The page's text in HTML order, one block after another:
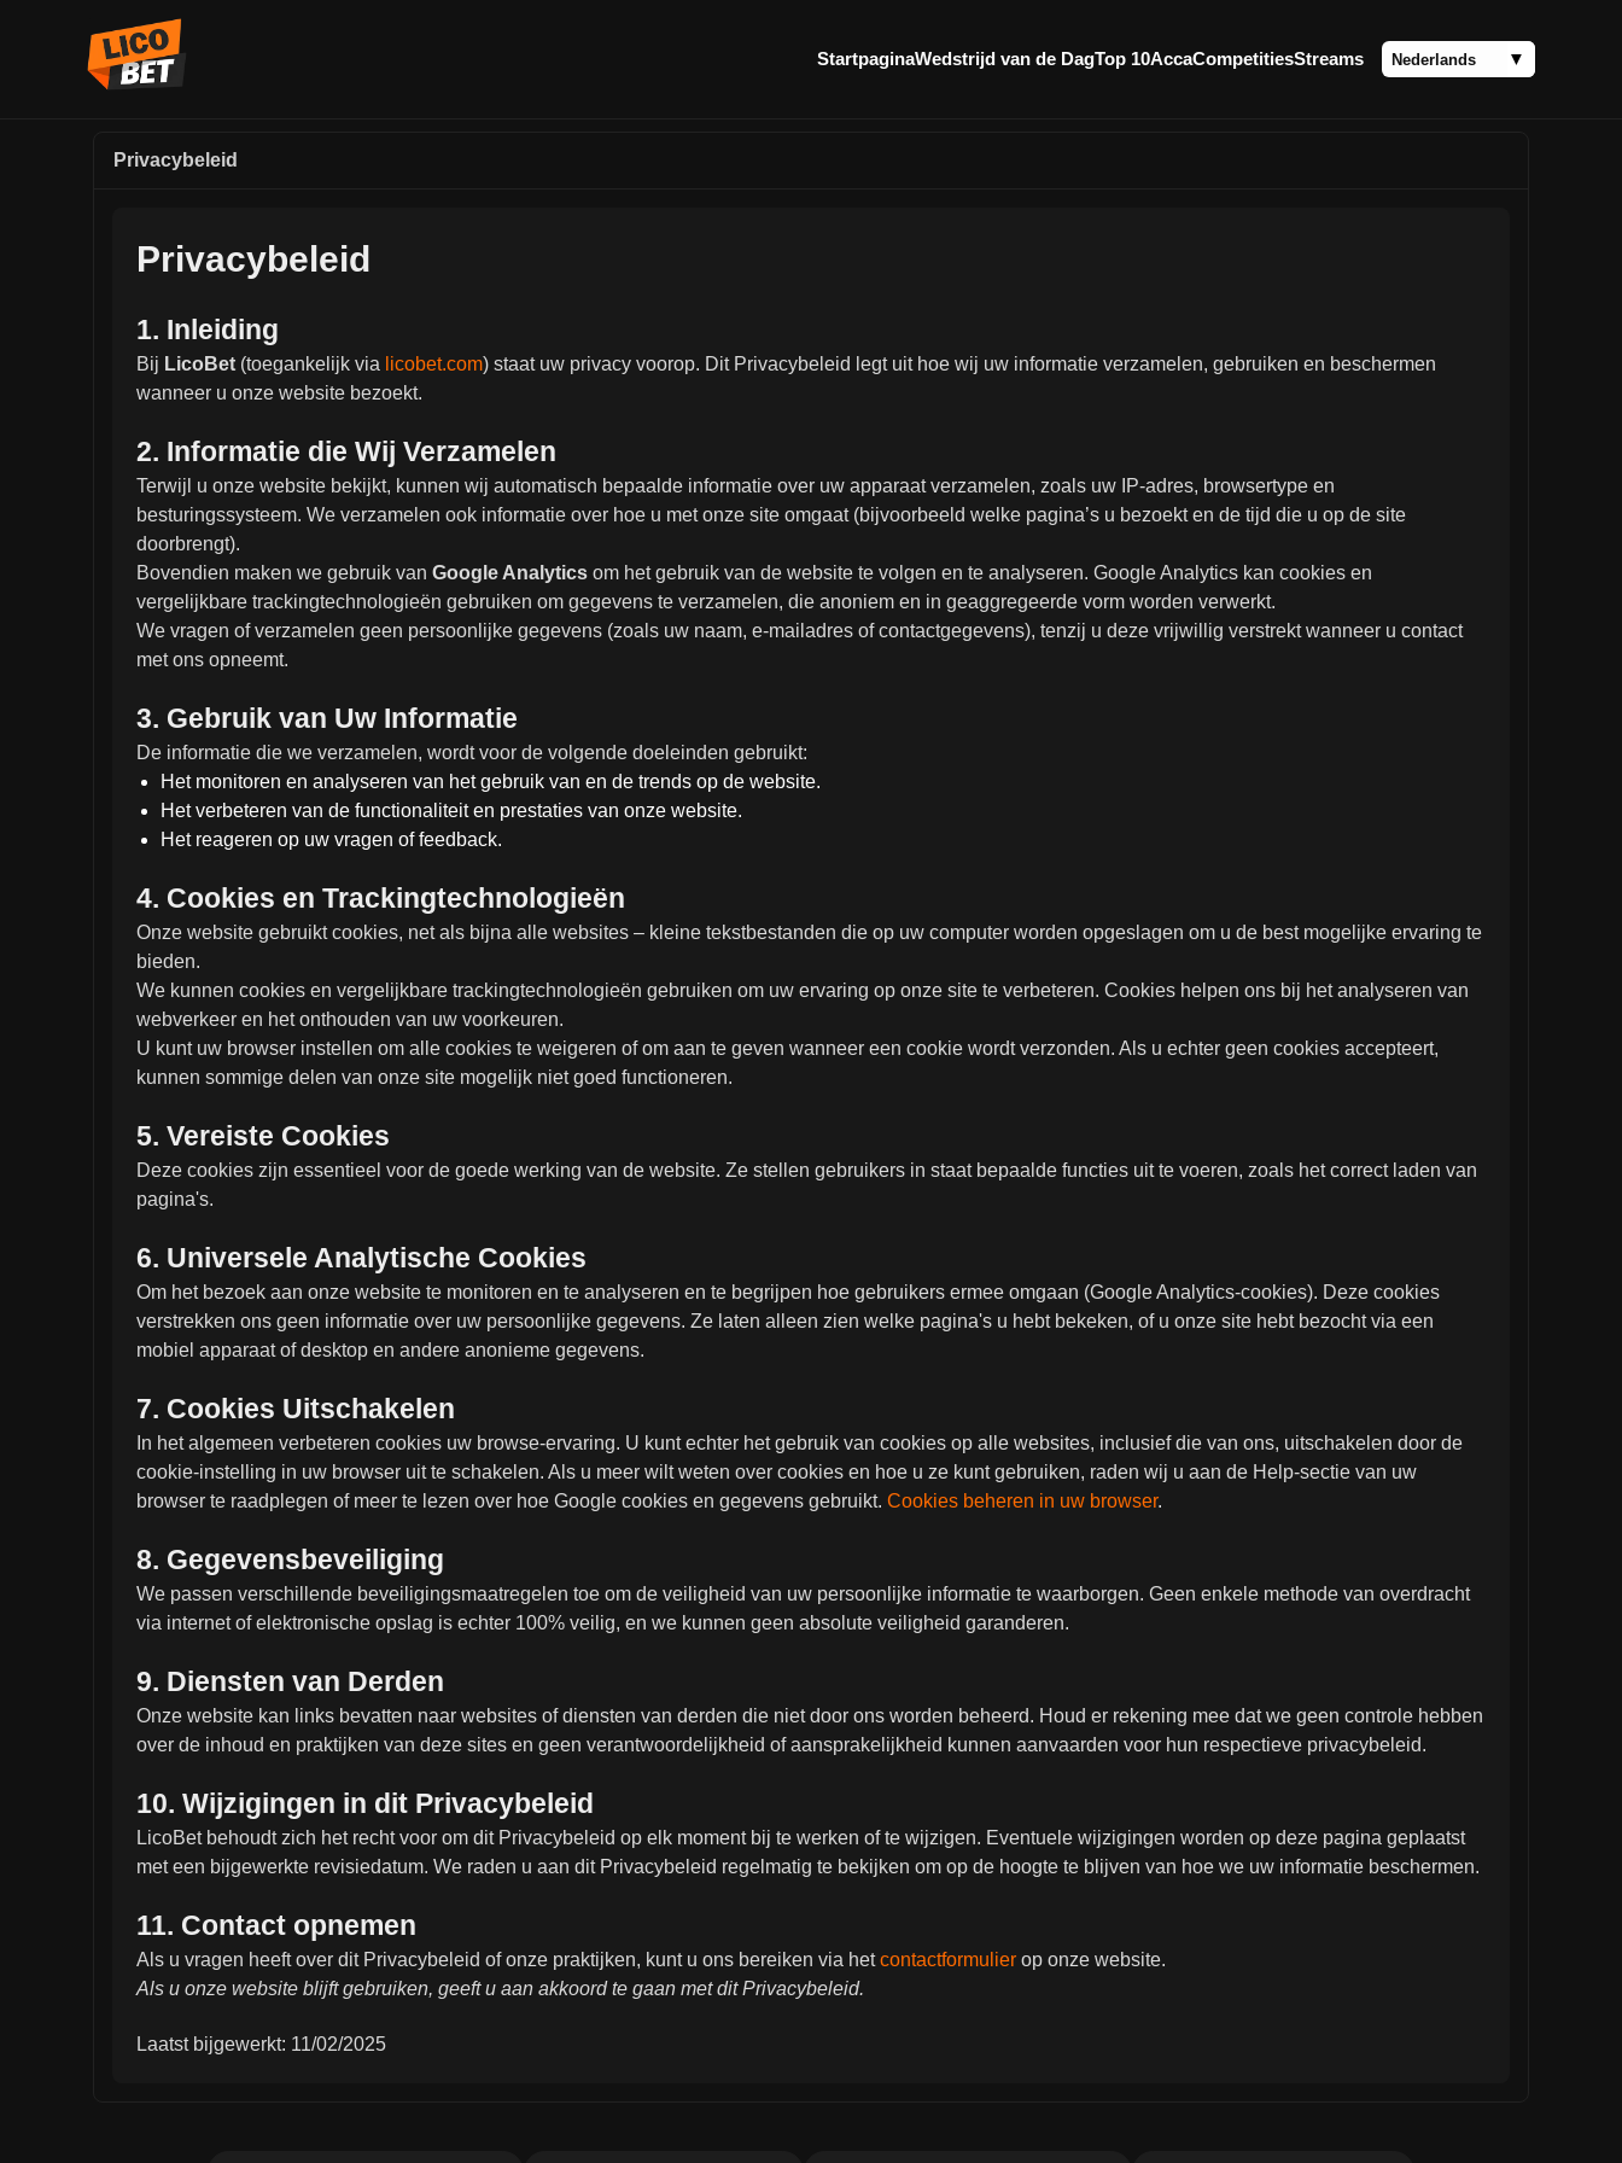
StartpaginaWedstrijd van de DagTop 10AccaCompetitiesStreams
Privacybeleid
Privacybeleid
1. Inleiding
Bij LicoBet (toegankelijk via licobet.com) staat uw privacy voorop. Dit Privacybeleid legt uit hoe wij uw informatie verzamelen, gebruiken en beschermen
wanneer u onze website bezoekt.
2. Informatie die Wij Verzamelen
Terwijl u onze website bekijkt, kunnen wij automatisch bepaalde informatie over uw apparaat verzamelen, zoals uw IP-adres, browsertype en
besturingssysteem. We verzamelen ook informatie over hoe u met onze site omgaat (bijvoorbeeld welke pagina’s u bezoekt en de tijd die u op de site
doorbrengt).
Bovendien maken we gebruik van Google Analytics om het gebruik van de website te volgen en te analyseren. Google Analytics kan cookies en
vergelijkbare trackingtechnologieën gebruiken om gegevens te verzamelen, die anoniem en in geaggregeerde vorm worden verwerkt.
We vragen of verzamelen geen persoonlijke gegevens (zoals uw naam, e-mailadres of contactgegevens), tenzij u deze vrijwillig verstrekt wanneer u contact
met ons opneemt.
3. Gebruik van Uw Informatie
De informatie die we verzamelen, wordt voor de volgende doeleinden gebruikt:
Het monitoren en analyseren van het gebruik van en de trends op de website.
Het verbeteren van de functionaliteit en prestaties van onze website.
Het reageren op uw vragen of feedback.
4. Cookies en Trackingtechnologieën
Onze website gebruikt cookies, net als bijna alle websites – kleine tekstbestanden die op uw computer worden opgeslagen om u de best mogelijke ervaring te
bieden.
We kunnen cookies en vergelijkbare trackingtechnologieën gebruiken om uw ervaring op onze site te verbeteren. Cookies helpen ons bij het analyseren van
webverkeer en het onthouden van uw voorkeuren.
U kunt uw browser instellen om alle cookies te weigeren of om aan te geven wanneer een cookie wordt verzonden. Als u echter geen cookies accepteert,
kunnen sommige delen van onze site mogelijk niet goed functioneren.
5. Vereiste Cookies
Deze cookies zijn essentieel voor de goede werking van de website. Ze stellen gebruikers in staat bepaalde functies uit te voeren, zoals het correct laden van
pagina's.
6. Universele Analytische Cookies
Om het bezoek aan onze website te monitoren en te analyseren en te begrijpen hoe gebruikers ermee omgaan (Google Analytics-cookies). Deze cookies
verstrekken ons geen informatie over uw persoonlijke gegevens. Ze laten alleen zien welke pagina's u hebt bekeken, of u onze site hebt bezocht via een
mobiel apparaat of desktop en andere anonieme gegevens.
7. Cookies Uitschakelen
In het algemeen verbeteren cookies uw browse-ervaring. U kunt echter het gebruik van cookies op alle websites, inclusief die van ons, uitschakelen door de
cookie-instelling in uw browser uit te schakelen. Als u meer wilt weten over cookies en hoe u ze kunt gebruiken, raden wij u aan de Help-sectie van uw
browser te raadplegen of meer te lezen over hoe Google cookies en gegevens gebruikt. Cookies beheren in uw browser.
8. Gegevensbeveiliging
We passen verschillende beveiligingsmaatregelen toe om de veiligheid van uw persoonlijke informatie te waarborgen. Geen enkele methode van overdracht
via internet of elektronische opslag is echter 100% veilig, en we kunnen geen absolute veiligheid garanderen.
9. Diensten van Derden
Onze website kan links bevatten naar websites of diensten van derden die niet door ons worden beheerd. Houd er rekening mee dat we geen controle hebben
over de inhoud en praktijken van deze sites en geen verantwoordelijkheid of aansprakelijkheid kunnen aanvaarden voor hun respectieve privacybeleid.
10. Wijzigingen in dit Privacybeleid
LicoBet behoudt zich het recht voor om dit Privacybeleid op elk moment bij te werken of te wijzigen. Eventuele wijzigingen worden op deze pagina geplaatst
met een bijgewerkte revisiedatum. We raden u aan dit Privacybeleid regelmatig te bekijken om op de hoogte te blijven van hoe we uw informatie beschermen.
11. Contact opnemen
Als u vragen heeft over dit Privacybeleid of onze praktijken, kunt u ons bereiken via hetcontactformulier op onze website.
Als u onze website blijft gebruiken, geeft u aan akkoord te gaan met dit Privacybeleid.
Laatst bijgewerkt: 11/02/2025